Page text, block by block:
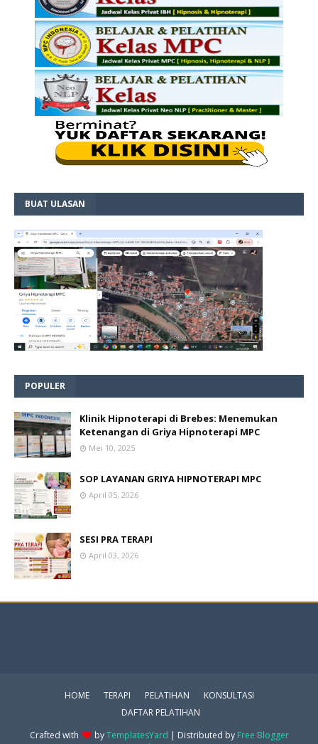
BUAT ULASAN
POPULER
Klinik Hipnoterapi di Brebes: Menemukan
Ketenangan di Griya Hipnoterapi MPC
Mei 10, 2025
SOP LAYANAN GRIYA HIPNOTERAPI MPC
April 05, 2026
SESI PRA TERAPI
April 03, 2026
HOME TERAPI PELATIHAN
KONSULTASI
DAFTAR PELATIHAN
Crafted with
byTemplatesYard | Distributed by Free Blogger